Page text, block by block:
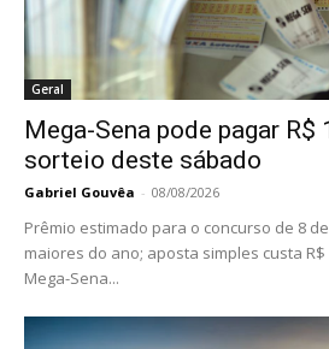
Geral
Mega-Sena pode pagar
sorteio deste sábado
Gabriel Gouvêa - 08/08/2026
Prêmio estimado para o concurso de 8
maiores do ano; aposta simples custa R$
Mega-Sena...